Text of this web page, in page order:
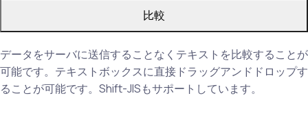
比較
データをサーバに送信することなくテキストを比較することが
可能です。テキストボックスに直接ドラッグアンドドロップす
ることが可能です。Shift-JISもサポートしています。